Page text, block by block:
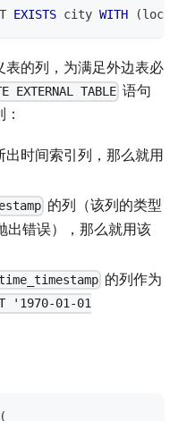
EXISTS city WITH (
的列，为满足外边表必
EXTERNAL TABLE 语句
时间索引列，那么就用
的列（该列的类型
出错误），那么就用该
的列作为
'1970-01-01
(